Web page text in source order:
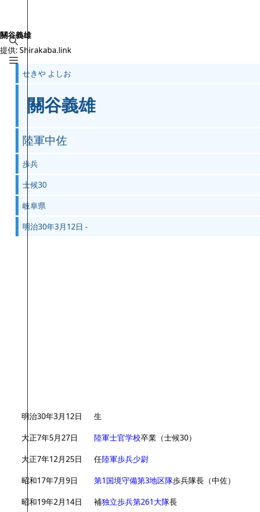
検索を切り替える
メニューを切り替える
メインページ
最近の更新
おまかせ表示
特別ページ
關谷義雄
提供: Shirakaba.link
せきや よしお
關谷義雄
陸軍中佐
歩兵
士候30
岐阜県
明治30年3月12日 -
明治30年3月12日
生
大正7年5月27日
陸軍士官学校卒業（士候30）
大正7年12月25日
任陸軍歩兵少尉
昭和17年7月9日
第1国境守備第3地区隊歩兵隊長（中佐）
昭和19年2月14日
補独立歩兵第261大隊長